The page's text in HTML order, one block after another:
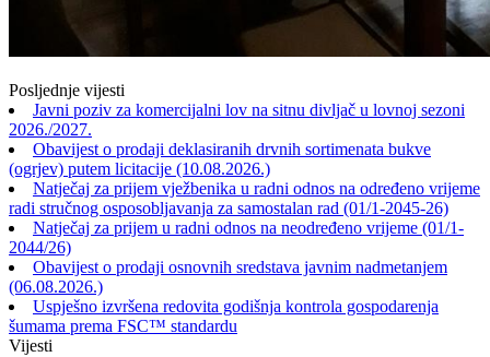
Posljednje vijesti
Javni poziv za komercijalni lov na sitnu divljač u lovnoj sezoni
2026./2027.
Obavijest o prodaji deklasiranih drvnih sortimenata bukve
(ogrjev) putem licitacije (10.08.2026.)
Natječaj za prijem vježbenika u radni odnos na određeno vrijeme
radi stručnog osposobljavanja za samostalan rad (01/1-2045-26)
Natječaj za prijem u radni odnos na neodređeno vrijeme (01/1-
2044/26)
Obavijest o prodaji osnovnih sredstava javnim nadmetanjem
(06.08.2026.)
Uspješno izvršena redovita godišnja kontrola gospodarenja
šumama prema FSC™ standardu
Vijesti